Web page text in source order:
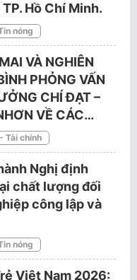
Hồ Chí Minh.
nóng
VÀ NGHIÊN
PHỎNG VẤN
CHÍ ĐẠT –
VỀ CÁC…
Tài chính
Nghị định
chất lượng đối
công lập và
nóng
Việt Nam 2026: